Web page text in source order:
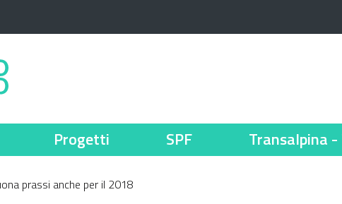
Progetti SPF Transalpina -
prassi anche per il 2018